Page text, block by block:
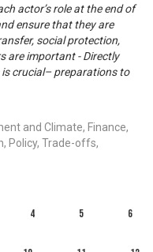
actor’s role at the end of
ensure that they are
social protection,
are important - Directly
crucial– preparations to
and Climate, Finance,
Policy, Trade-offs,
4 5 6